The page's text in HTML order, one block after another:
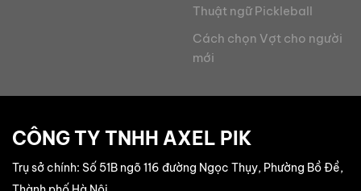
Thuật ngữ Pickleball
Cách chọn Vợt cho người
mới
CÔNG TY TNHH AXEL PIK
Trụ sở chính: Số 51B ngõ 116 đường Ngọc Thụy, Phường Bồ Đề,